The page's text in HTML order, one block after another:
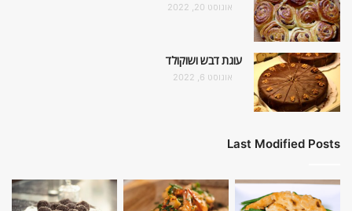
אוגוסט 20, 2022
עוגת דבש ושוקולד
אוגוסט 6, 2022
Last Modified Posts